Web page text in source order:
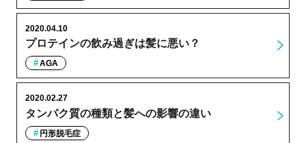
プロテインの飲み過ぎは髪に悪い？
2020.04.10
AGA
タンパク質の種類と髪への影響の違い
2020.02.27
円形脱毛症